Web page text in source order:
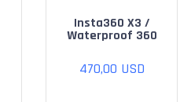
Insta360 X3 /
Waterproof 360
470,00 USD